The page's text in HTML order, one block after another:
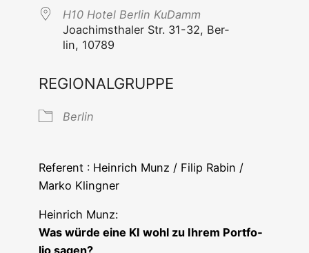
H10 Hotel Ber­lin KuDamm
Joa­chims­tha­ler Str. 31-32, Ber­
lin, 10789
REGIONALGRUPPE
Ber­lin
Refe­rent : Hein­rich Munz / Filip Rabin /
Mar­ko Klingner
Hein­rich Munz:
Was wür­de eine KI wohl zu Ihrem Port­fo­